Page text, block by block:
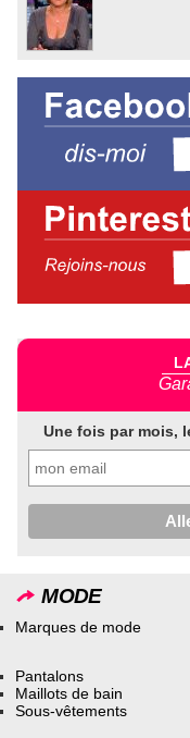
Une fois par mois,
MODE
Marques de mode
Pantalons
Maillots de bain
Sous-vêtements